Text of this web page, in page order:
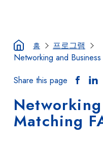
홈
프로그램
Networking and
Share this page
Matching